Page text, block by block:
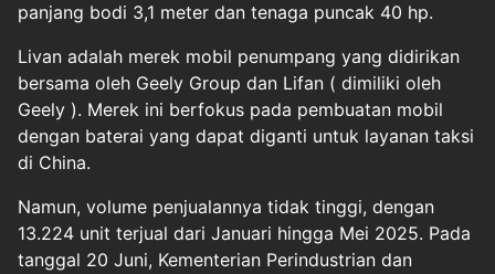
panjang bodi 3,1 meter dan tenaga puncak 40 hp.
Livan adalah merek mobil penumpang yang didirikan
bersama oleh Geely Group dan Lifan ( dimiliki oleh
Geely ). Merek ini berfokus pada pembuatan mobil
dengan baterai yang dapat diganti untuk layanan taksi
di China.
Namun, volume penjualannya tidak tinggi, dengan
13.224 unit terjual dari Januari hingga Mei 2025. Pada
tanggal 20 Juni, Kementerian Perindustrian dan